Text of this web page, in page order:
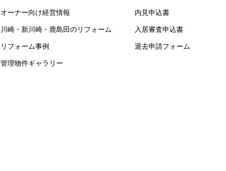
オーナー向け経営情報
川崎・新川崎・鹿島田のリフォーム
リフォーム事例
管理物件ギャラリー
内見申込書
入居審査申込書
退去申請フォーム